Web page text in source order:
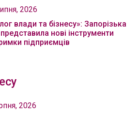
2026
влади та бізнесу»: Запорізька
нові інструменти
підприємців
2026